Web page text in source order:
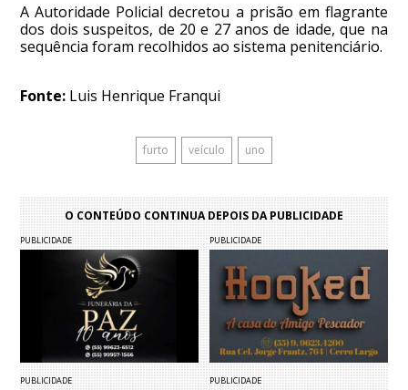
A Autoridade Policial decretou a prisão em flagrante
dos dois suspeitos, de 20 e 27 anos de idade, que na
sequência foram recolhidos ao sistema penitenciário.
Fonte: Luis Henrique Franqui
furto veículo uno
O CONTEÚDO CONTINUA DEPOIS DA PUBLICIDADE
PUBLICIDADE PUBLICIDADE
PUBLICIDADE PUBLICIDADE